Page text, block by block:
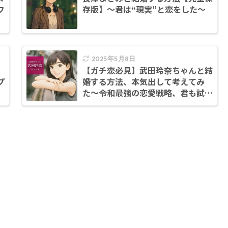
存版】〜君は“現実”と恋をした〜
2025年5月8日
【ガチ恋必見】武田玲奈ちゃんと結
婚する方法、本気出して考えてみ
た〜令和最強の恋愛戦略、君も試し
てみない？〜